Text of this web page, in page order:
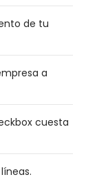
de tu
a
cuesta